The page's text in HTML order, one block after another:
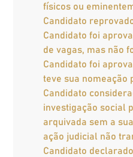
físicos ou
Candidato
Candidato foi
de vagas, mas não
Candidato foi
teve sua nomeação
Candidato
investigação social
arquivada sem a
ação judicial não
Candidato